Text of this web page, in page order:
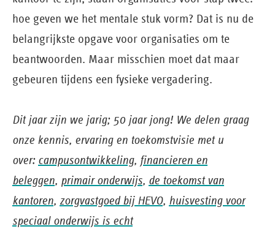
hoe geven we het mentale stuk vorm? Dat is nu de
belangrijkste opgave voor organisaties om te
beantwoorden. Maar misschien moet dat maar
gebeuren tijdens een fysieke vergadering.
Dit jaar zijn we jarig; 50 jaar jong! We delen graag
onze kennis, ervaring en toekomstvisie met u
over: campusontwikkeling, financieren en
beleggen, primair onderwijs, de toekomst van
kantoren, zorgvastgoed bij HEVO, huisvesting voor
speciaal onderwijs is echt